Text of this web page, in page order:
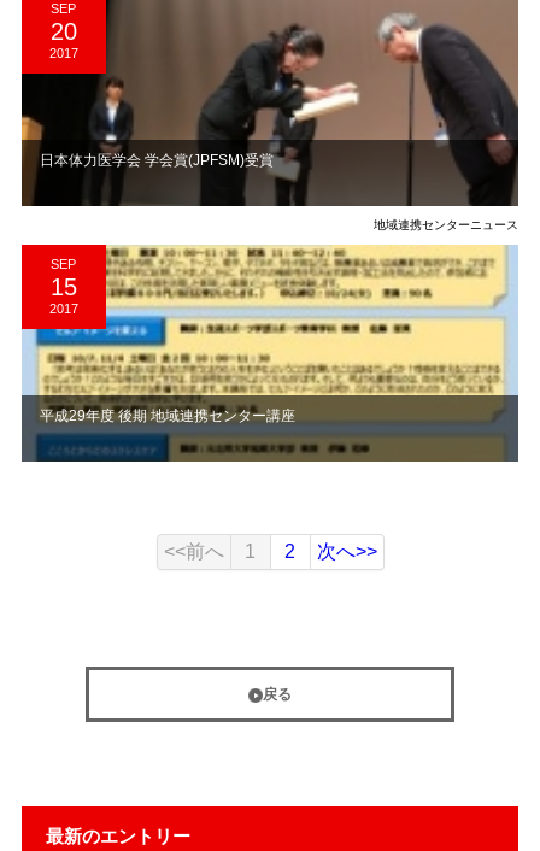
最新のエントリー
SEP
20
2017
日本体力医学会 学会賞(JPFSM)受賞
地域連携センターニュース
SEP
15
2017
平成29年度 後期 地域連携センター講座
<<前へ 1 2 次へ>>
戻る